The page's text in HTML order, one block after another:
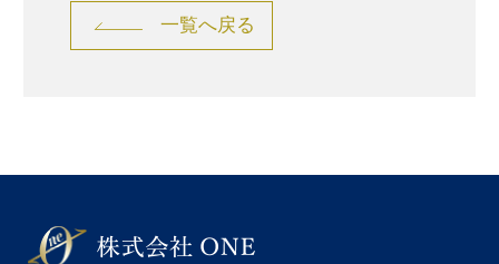
一覧へ戻る